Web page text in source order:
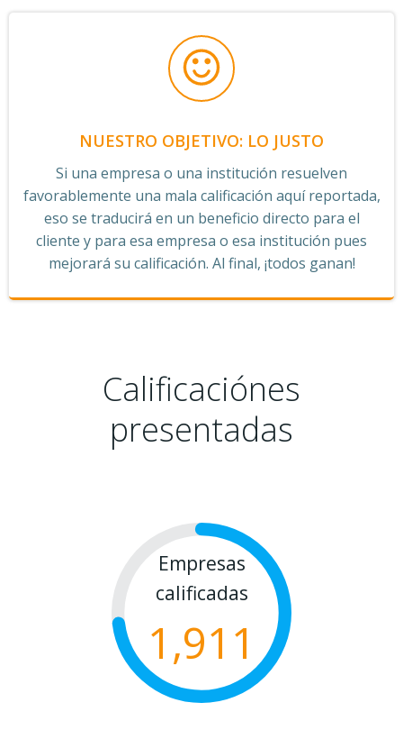
NUESTRO OBJETIVO: LO JUSTO
Si una empresa o una institución resuelven
favorablemente una mala calificación aquí reportada,
eso se traducirá en un beneficio directo para el
cliente y para esa empresa o esa institución pues
mejorará su calificación. Al final, ¡todos ganan!
Calificaciónes
presentadas
Empresas
calificadas
1,911